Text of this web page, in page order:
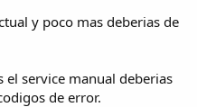
y poco mas deberias de
el service manual deberias
de error.